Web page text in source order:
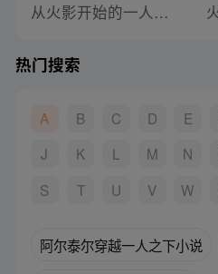
从火影开始的一人之下小说无弹窗
热门搜索
A B C D E
J
K L M N
S
T U V W
阿尔泰尔穿越一人之下小说